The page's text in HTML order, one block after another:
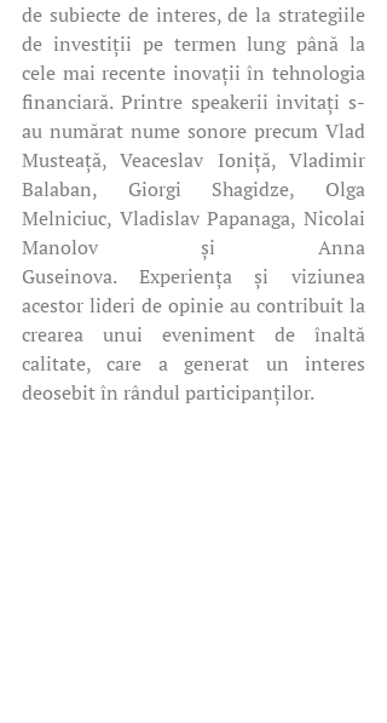
de subiecte de interes, de la strategiile
de investiții pe termen lung până la
cele mai recente inovații în tehnologia
financiară. Printre speakerii invitați s-
au numărat nume sonore precum Vlad
Musteață, Veaceslav Ioniță, Vladimir
Balaban, Giorgi Shagidze, Olga
Melniciuc, Vladislav Papanaga, Nicolai
Manolov și Anna
Guseinova. Experiența și viziunea
acestor lideri de opinie au contribuit la
crearea unui eveniment de înaltă
calitate, care a generat un interes
deosebit în rândul participanților.